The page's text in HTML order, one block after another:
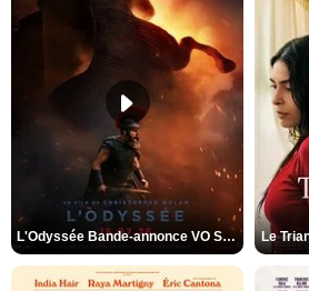
L'Odyssée Bande-annonce VO STFR Le